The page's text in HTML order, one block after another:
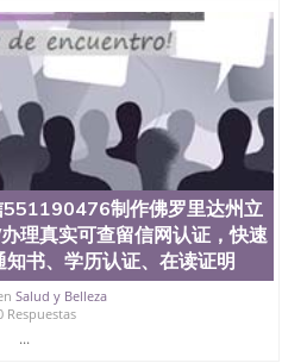
）澳洲读书未毕业找人做
澳洲读CQU中央昆士兰大
书/澳洲读本科硕士做文凭/购
单假文凭学历
澳洲读书未毕
551190476澳洲读CQU中央
买学位证书/澳洲读本科硕
毕业证成绩单假文凭学历办
551190476制作康涅狄格大
理真实可查留信网认证，快
书、学历认证、在读证明
551190476制作佛罗里达州立
理真实可查留信网认证，快速
书、学历认证、在读证明
Salud y Belleza
Respuestas
...